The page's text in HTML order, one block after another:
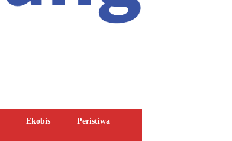
Ekobis Peristiwa